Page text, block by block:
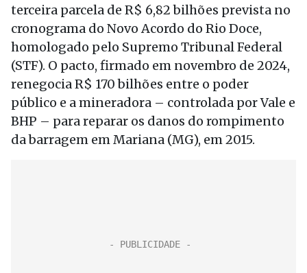
terceira parcela de R$ 6,82 bilhões prevista no
cronograma do Novo Acordo do Rio Doce,
homologado pelo Supremo Tribunal Federal
(STF). O pacto, firmado em novembro de 2024,
renegocia R$ 170 bilhões entre o poder
público e a mineradora – controlada por Vale e
BHP – para reparar os danos do rompimento
da barragem em Mariana (MG), em 2015.